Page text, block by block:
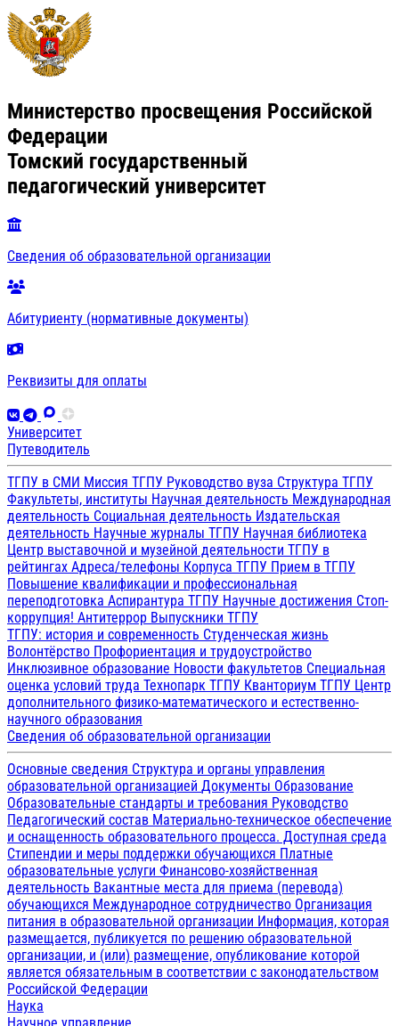
Министерство просвещения Российской
Федерации
Томский государственный
педагогический университет
Сведения об образовательной организации
Абитуриенту (нормативные документы)
Реквизиты для оплаты
Университет
Путеводитель
ТГПУ в СМИ Миссия ТГПУ Руководство вуза Структура ТГПУ
Факультеты, институты Научная деятельность Международная
деятельность Социальная деятельность Издательская
деятельность Научные журналы ТГПУ Научная библиотека
Центр выставочной и музейной деятельности ТГПУ в
рейтингах Адреса/телефоны Корпуса ТГПУ Прием в ТГПУ
Повышение квалификации и профессиональная
переподготовка Аспирантура ТГПУ Научные достижения Стоп-
коррупция! Антитеррор Выпускники ТГПУ
ТГПУ: история и современность Студенческая жизнь
Волонтёрство Профориентация и трудоустройство
Инклюзивное образование Новости факультетов Специальная
оценка условий труда Технопарк ТГПУ Кванториум ТГПУ Центр
дополнительного физико-математического и естественно-
научного образования
Сведения об образовательной организации
Основные сведения Структура и органы управления
образовательной организацией Документы Образование
Образовательные стандарты и требования Руководство
Педагогический состав Материально-техническое обеспечение
и оснащенность образовательного процесса. Доступная среда
Стипендии и меры поддержки обучающихся Платные
образовательные услуги Финансово-хозяйственная
деятельность Вакантные места для приема (перевода)
обучающихся Международное сотрудничество Организация
питания в образовательной организации Информация, которая
размещается, публикуется по решению образовательной
организации, и (или) размещение, опубликование которой
является обязательным в соответствии с законодательством
Российской Федерации
Наука